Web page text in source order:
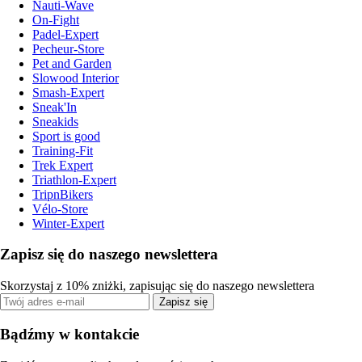
Nauti-Wave
On-Fight
Padel-Expert
Pecheur-Store
Pet and Garden
Slowood Interior
Smash-Expert
Sneak'In
Sneakids
Sport is good
Training-Fit
Trek Expert
Triathlon-Expert
TripnBikers
Vélo-Store
Winter-Expert
Zapisz się do naszego newslettera
Skorzystaj z 10% zniżki, zapisując się do naszego newslettera
Zapisz się
Bądźmy w kontakcie